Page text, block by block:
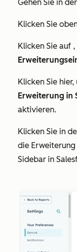
Gehen Sie in
Klicken Sie
Klicken Sie auf
Klicken Sie
Erweiterung in
aktivieren.
Klicken Sie in
die
Sidebar in